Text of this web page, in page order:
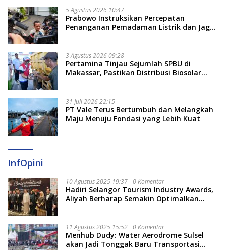
5 Agustus 2026 10:47
Prabowo Instruksikan Percepatan
Penanganan Pemadaman Listrik dan Jaga
3 Agustus 2026 09:28
Pertamina Tinjau Sejumlah SPBU di
Makassar, Pastikan Distribusi Biosolar
31 Juli 2026 22:15
PT Vale Terus Bertumbuh dan Melangkah
Maju Menuju Fondasi yang Lebih Kuat
InfOpini
10 Agustus 2025 19:37 0 Komentar
Hadiri Selangor Tourism Industry Awards,
Aliyah Berharap Semakin Optimalkan
11 Agustus 2025 15:52 0 Komentar
Menhub Dudy: Water Aerodrome Sulsel
akan Jadi Tonggak Baru Transportasi